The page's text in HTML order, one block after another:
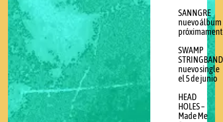
SANNGRE
nuevo álbum
SWAMP
STRINGBAND
nuevo single
el 5 de junio
HEAD
HOLES –
Made Me